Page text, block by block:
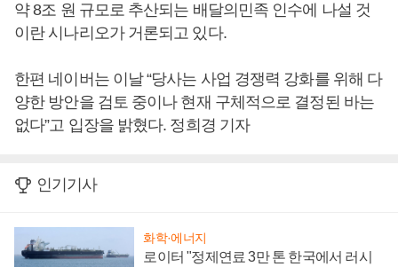
약 8조 원 규모로 추산되는 배달의민족 인수에 나설 것
이란 시나리오가 거론되고 있다.
한편 네이버는 이날 “당사는 사업 경쟁력 강화를 위해 다
양한 방안을 검토 중이나 현재 구체적으로 결정된 바는
없다”고 입장을 밝혔다. 정희경 기자
인기기사
화학·에너지
로이터 "정제연료 3만 톤 한국에서 러시